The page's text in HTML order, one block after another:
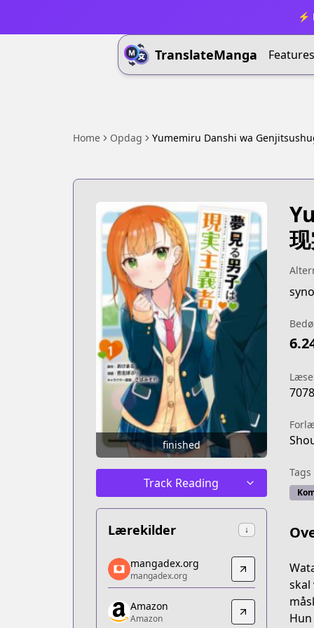
⚡
TranslateManga Features
Home Opdag Yumemiru Danshi wa
finished
Track Reading
Lærekilder ↓
mangadex.org
mangadex.org
https://mangadex.org/title/94a48b9c-
Amazon
mangadex.org
mangadex.org
Amazon
Amazon
7078
Tags
skal